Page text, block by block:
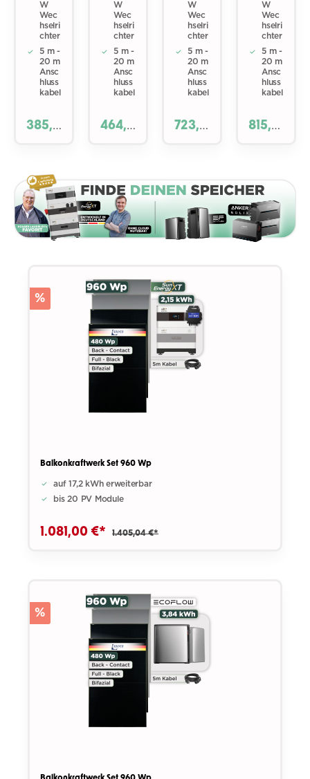
W
Wec
hselri
chter
5 m -
20 m
Ansc
hluss
kabel
385,0
W
Wec
hselri
chter
5 m -
20 m
Ansc
hluss
kabel
464,0
W
Wec
hselri
chter
5 m -
20 m
Ansc
hluss
kabel
723,0
W
Wec
hselri
chter
5 m -
20 m
Ansc
hluss
kabel
815,0
%
Balkonkraftwerk Set 960 Wp
auf 17,2 kWh erweiterbar
bis 20 PV Module
1.081,00 €* 1.405,04 €*
%